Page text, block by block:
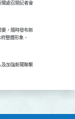
聞處召開記者會
要，隨時發布新
整體形象、
及加強新聞聯繫